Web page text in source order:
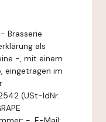
Brasserie
als
-, mit einem
eingetragen im
(USt-IdNr.